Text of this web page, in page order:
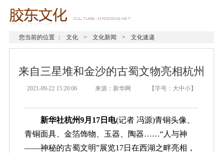
您当前的位置 ： 文化 > 文化新闻 > 文化速递
来自三星堆和金沙的古蜀文物亮相杭州
2021-09-22 15:20:06 来源：新华网 【字号： 大中小】
新华社杭州9月17日电(记者 冯源)青铜头像、
青铜面具、金箔饰物、玉器、陶器……“人与神
——神秘的古蜀文明”展览17日在西湖之畔亮相，